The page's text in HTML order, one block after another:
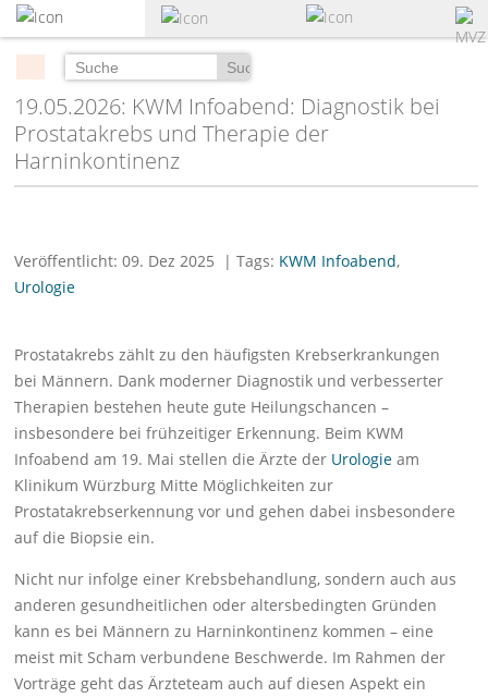
zum
Hauptinhalt
Suchen
19.05.2026: KWM Infoabend: Diagnostik bei
Prostatakrebs und Therapie der
Harninkontinenz
Veröffentlicht: 09. Dez 2025 | Tags: KWM Infoabend,
Urologie
Prostatakrebs zählt zu den häufigsten Krebserkrankungen
bei Männern. Dank moderner Diagnostik und verbesserter
Therapien bestehen heute gute Heilungschancen –
insbesondere bei frühzeitiger Erkennung. Beim KWM
Infoabend am 19. Mai stellen die Ärzte der Urologieam
Klinikum Würzburg Mitte Möglichkeiten zur
Prostatakrebserkennung vor und gehen dabei insbesondere
auf die Biopsie ein.
Nicht nur infolge einer Krebsbehandlung, sondern auch aus
anderen gesundheitlichen oder altersbedingten Gründen
kann es bei Männern zu Harninkontinenz kommen – eine
meist mit Scham verbundene Beschwerde. Im Rahmen der
Vorträge geht das Ärzteteam auch auf diesen Aspekt ein